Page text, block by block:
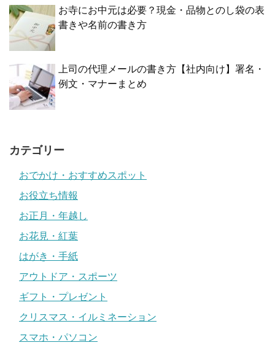
お寺にお中元は必要？現金・品物とのし袋の表
書きや名前の書き方
上司の代理メールの書き方【社内向け】署名・
例文・マナーまとめ
カテゴリー
おでかけ・おすすめスポット
お役立ち情報
お正月・年越し
お花見・紅葉
はがき・手紙
アウトドア・スポーツ
ギフト・プレゼント
クリスマス・イルミネーション
スマホ・パソコン